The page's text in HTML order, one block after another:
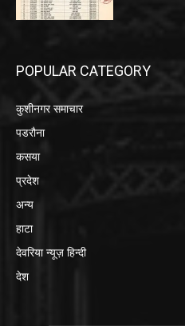
POPULAR CATEGORY
कुशीनगर समाचार
पडरौना
कसया
प्रदेश
अन्य
हाटा
देवरिया न्यूज़ हिन्दी
देश